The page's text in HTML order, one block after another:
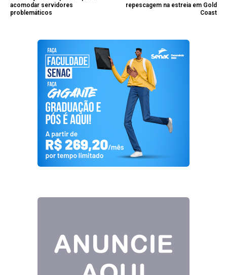
acomodar servidores
problemáticos
repescagem na estreia em Gold
Coast